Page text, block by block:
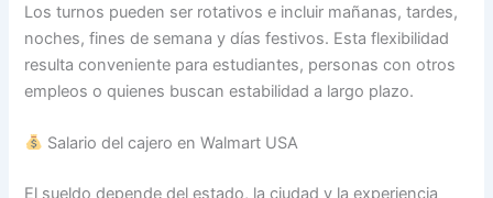
Los turnos pueden ser rotativos e incluir mañanas, tardes,
noches, fines de semana y días festivos. Esta flexibilidad
resulta conveniente para estudiantes, personas con otros
empleos o quienes buscan estabilidad a largo plazo.
Salario del cajero en Walmart USA
El sueldo depende del estado, la ciudad y la experiencia